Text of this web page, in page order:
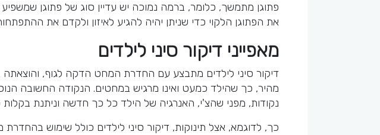
פתוגן מתמשך, כלומר, ברמה נמוכה יש עדיין סוג של פתוגן
את הפתוגן הלקוי כדי שניתן יהיה להגיע לאיזון ולקדם את
מאפייני דיקור סיני לילדים
דיקור סיני לילדים מתבצע עם החדרת המחט הדקה לגוף, והוצאתה
מהיר, כך שהילד כמעט ואינו מרגיש במחטים. הנקודה החשובה
נקודות, מפני שהצ'י, האנרגיה של הילד כל כך חדשה וניתנת בקלות
כך, לדוגמא, אצל תינוקות, דיקור סיני לילדים כולל שימוש